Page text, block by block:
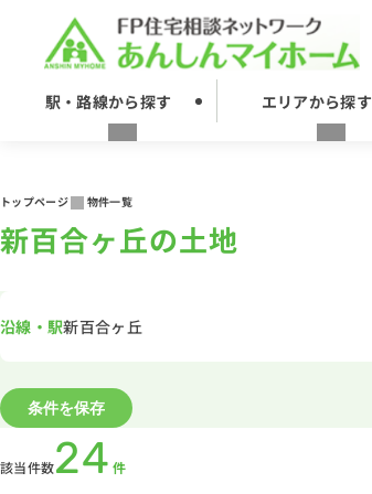
駅・路線から探す エリアから探す
トップページ 物件一覧
新百合ヶ丘の土地
沿線・駅新百合ヶ丘
条件を保存
該当件数24 件